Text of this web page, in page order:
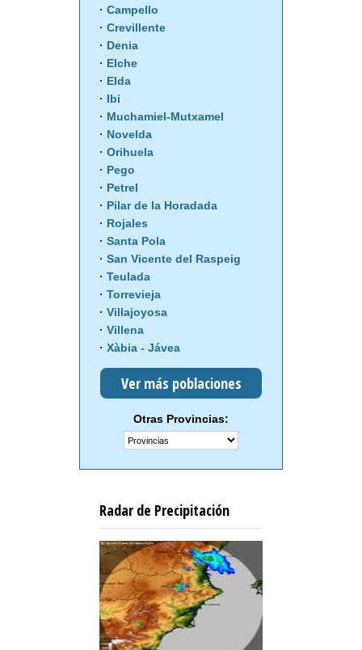
Campello
Crevillente
Denia
Elche
Elda
Ibi
Muchamiel-Mutxamel
Novelda
Orihuela
Pego
Petrel
Pilar de la Horadada
Rojales
Santa Pola
San Vicente del Raspeig
Teulada
Torrevieja
Villajoyosa
Villena
Xàbia - Jávea
Ver más poblaciones
Otras Provincias:
Radar de Precipitación